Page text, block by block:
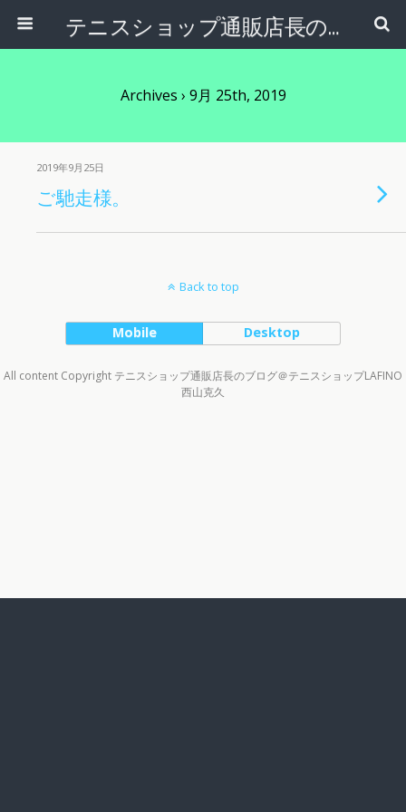
テニスショップ通販店長のブログ＠テニスショップLAFINO 西山克久
Archives › 9月 25th, 2019
2019年9月25日
ご馳走様。
Back to top
Mobile Desktop
All content Copyright テニスショップ通販店長のブログ＠テニスショップLAFINO
西山克久